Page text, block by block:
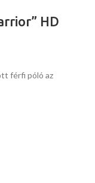
HD
férfi póló az